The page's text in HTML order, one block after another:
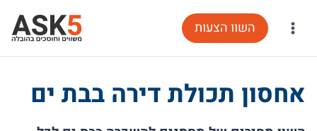
השוו הצעות
אחסון תכולת דירה בבת ים